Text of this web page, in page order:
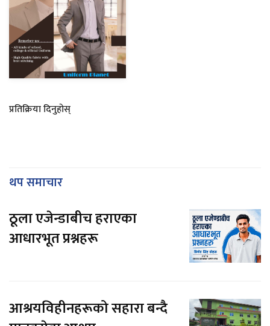
प्रतिक्रिया दिनुहोस्
थप समाचार
ठूला एजेन्डाबीच हराएका
आधारभूत प्रश्नहरू
आश्रयविहीनहरूको सहारा बन्दै